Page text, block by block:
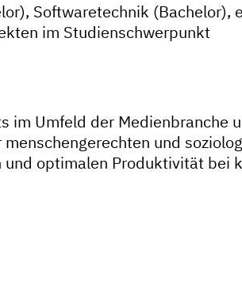
Softwaretechnik (Bachelor),
im Studienschwerpunkt
im Umfeld der Medienbranche
und
optimalen Produktivität bei